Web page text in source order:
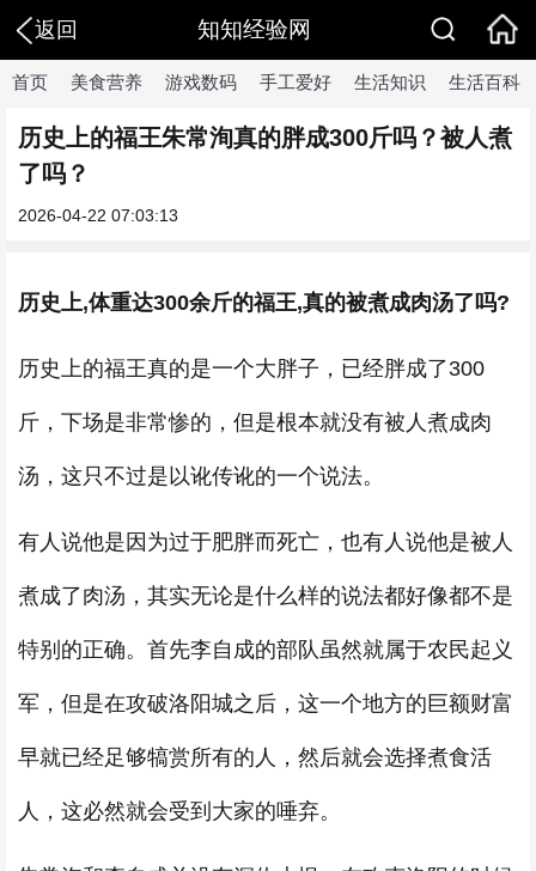
返回 知知经验网
首页 美食营养 游戏数码 手工爱好 生活知识 生活百科
历史上的福王朱常洵真的胖成300斤吗？被人煮
了吗？
2026-04-22 07:03:13
历史上,体重达300余斤的福王,真的被煮成肉汤了吗?
历史上的福王真的是一个大胖子，已经胖成了300
斤，下场是非常惨的，但是根本就没有被人煮成肉
汤，这只不过是以讹传讹的一个说法。
有人说他是因为过于肥胖而死亡，也有人说他是被人
煮成了肉汤，其实无论是什么样的说法都好像都不是
特别的正确。首先李自成的部队虽然就属于农民起义
军，但是在攻破洛阳城之后，这一个地方的巨额财富
早就已经足够犒赏所有的人，然后就会选择煮食活
人，这必然就会受到大家的唾弃。